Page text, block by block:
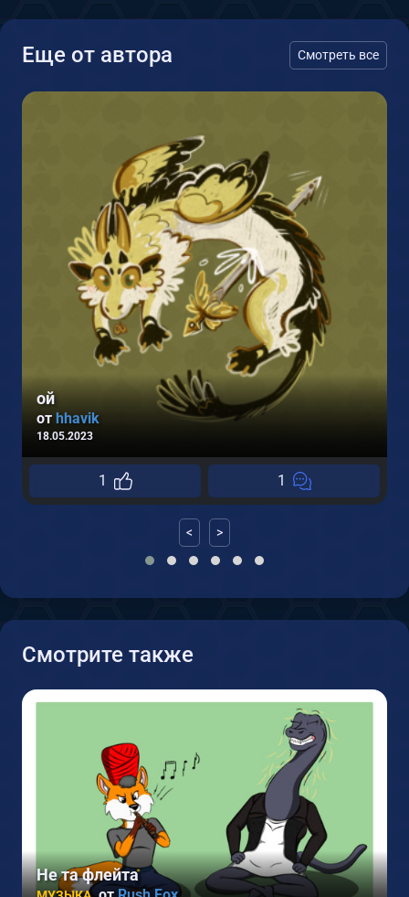
Еще от автора Смотреть все
ой
от hhavik
18.05.2023
1 1
< >
Смотрите также
Не та флейта